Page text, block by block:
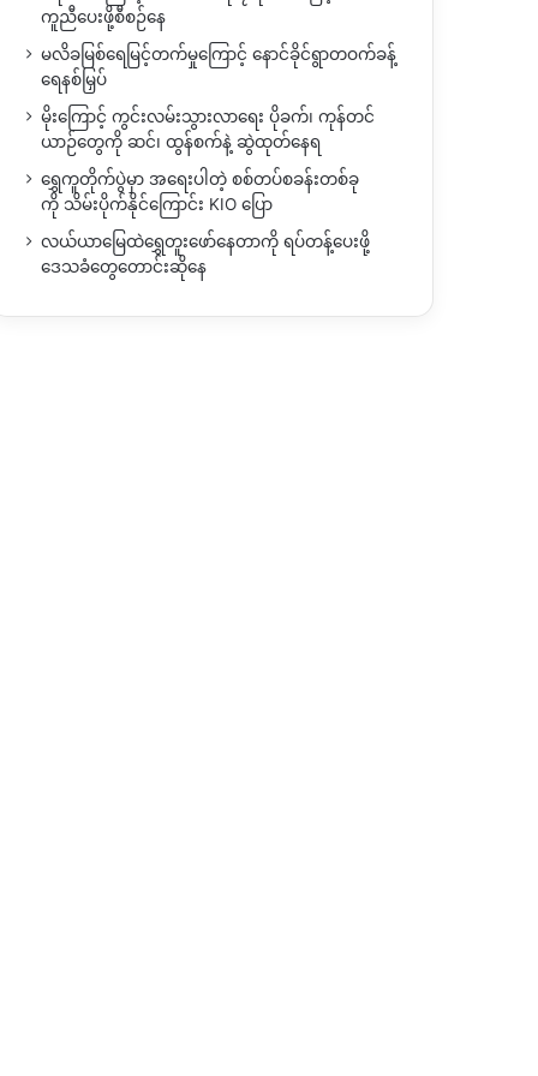
ကူညီပေးဖို့စီစဉ်နေ
မလိခမြစ်ရေမြင့်တက်မှုကြောင့် နောင်ခိုင်ရွာတဝက်ခန့်
ရေနစ်မြှပ်
မိုးကြောင့် ကွင်းလမ်းသွားလာရေး ပိုခက်၊ ကုန်တင်
ယာဉ်တွေကို ဆင်၊ ထွန်စက်နဲ့ ဆွဲထုတ်နေရ
ရွှေကူတိုက်ပွဲမှာ အရေးပါတဲ့ စစ်တပ်စခန်းတစ်ခု
ကို သိမ်းပိုက်နိုင်ကြောင်း KIO ပြော
လယ်ယာမြေထဲရွှေတူးဖော်နေတာကို ရပ်တန့်ပေးဖို့
ဒေသခံတွေတောင်းဆိုနေ